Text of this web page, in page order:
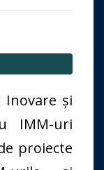
Inovare și
IMM-uri
proiecte